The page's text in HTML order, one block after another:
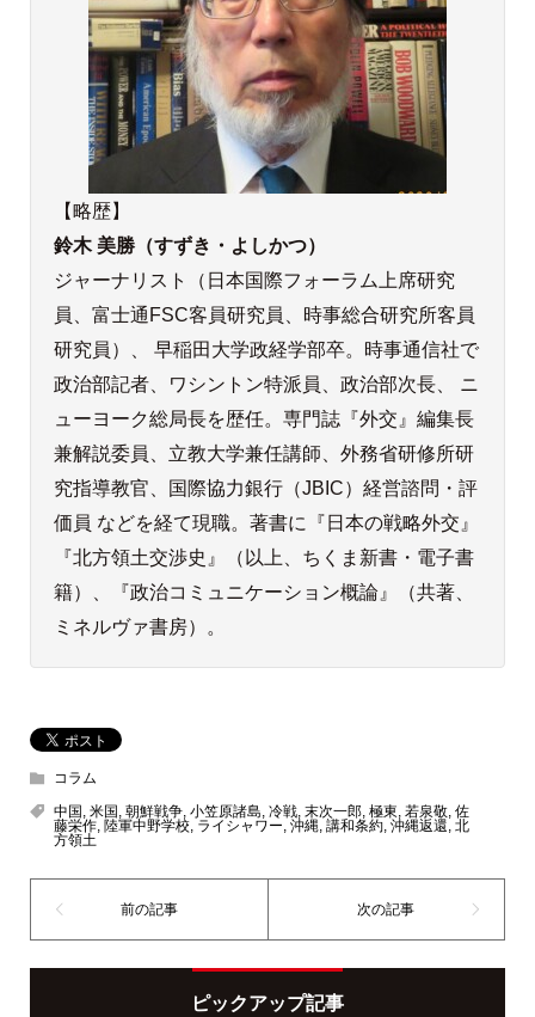
【略歴】
鈴木 美勝（すずき・よしかつ）
ジャーナリスト（日本国際フォーラム上席研究
員、富士通FSC客員研究員、時事総合研究所客員
研究員）、 早稲田大学政経学部卒。時事通信社で
政治部記者、ワシントン特派員、政治部次長、 ニ
ューヨーク総局長を歴任。専門誌『外交』編集長
兼解説委員、立教大学兼任講師、外務省研修所研
究指導教官、国際協力銀行（JBIC）経営諮問・評
価員 などを経て現職。著書に『日本の戦略外交』
『北方領土交渉史』（以上、ちくま新書・電子書
籍）、『政治コミュニケーション概論』（共著、
ミネルヴァ書房）。
コラム
中国 , 米国 , 朝鮮戦争, 小笠原諸島, 冷戦, 末次一郎, 極東, 若泉敬, 佐
藤栄作, 陸軍中野学校, ライシャワー, 沖縄, 講和条約, 沖縄返還, 北
方領土
ピックアップ記事